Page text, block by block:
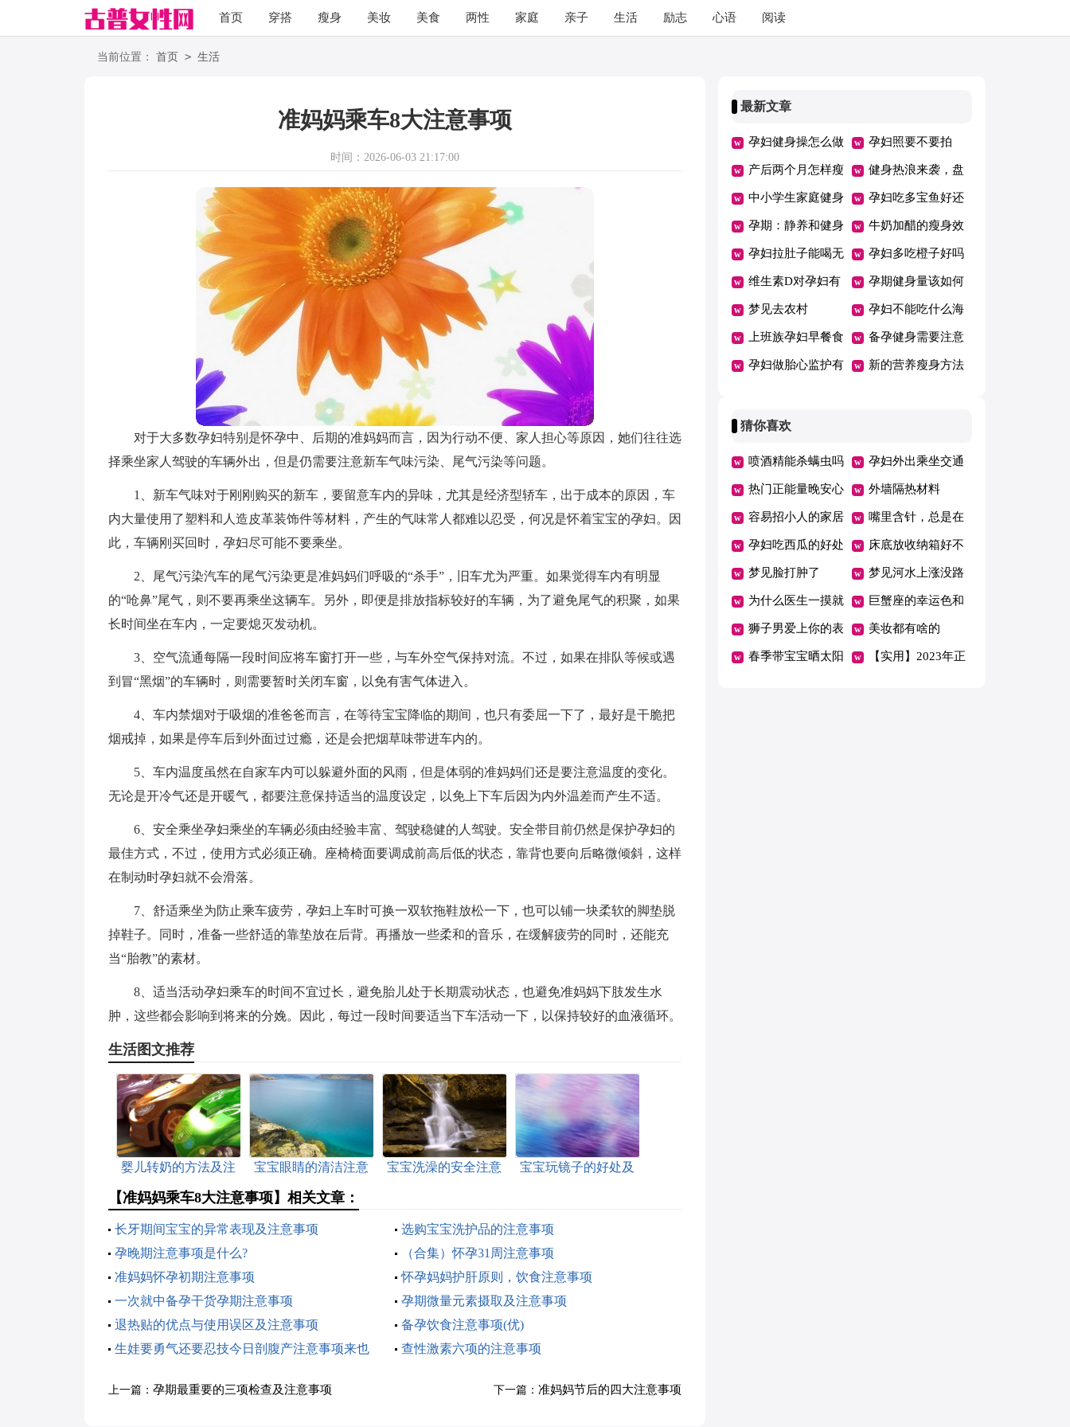
首页 穿搭 瘦身 美妆 美食 两性 家庭 亲子 生活 励志 心语 阅读
职场
当前位置： 首页 > 生活
准妈妈乘车8大注意事项
时间：2026-06-03 21:17:00
对于大多数孕妇特别是怀孕中、后期的准妈妈而言，因为行动不便、家人担心等原因，她们往往选
择乘坐家人驾驶的车辆外出，但是仍需要注意新车气味污染、尾气污染等问题。
1、新车气味对于刚刚购买的新车，要留意车内的异味，尤其是经济型轿车，出于成本的原因，车
内大量使用了塑料和人造皮革装饰件等材料，产生的气味常人都难以忍受，何况是怀着宝宝的孕妇。因
此，车辆刚买回时，孕妇尽可能不要乘坐。
2、尾气污染汽车的尾气污染更是准妈妈们呼吸的“杀手”，旧车尤为严重。如果觉得车内有明显
的“呛鼻”尾气，则不要再乘坐这辆车。另外，即便是排放指标较好的车辆，为了避免尾气的积聚，如果
长时间坐在车内，一定要熄灭发动机。
3、空气流通每隔一段时间应将车窗打开一些，与车外空气保持对流。不过，如果在排队等候或遇
到冒“黑烟”的车辆时，则需要暂时关闭车窗，以免有害气体进入。
4、车内禁烟对于吸烟的准爸爸而言，在等待宝宝降临的期间，也只有委屈一下了，最好是干脆把
烟戒掉，如果是停车后到外面过过瘾，还是会把烟草味带进车内的。
5、车内温度虽然在自家车内可以躲避外面的风雨，但是体弱的准妈妈们还是要注意温度的变化。
无论是开冷气还是开暖气，都要注意保持适当的温度设定，以免上下车后因为内外温差而产生不适。
6、安全乘坐孕妇乘坐的车辆必须由经验丰富、驾驶稳健的人驾驶。安全带目前仍然是保护孕妇的
最佳方式，不过，使用方式必须正确。座椅椅面要调成前高后低的状态，靠背也要向后略微倾斜，这样
在制动时孕妇就不会滑落。
7、舒适乘坐为防止乘车疲劳，孕妇上车时可换一双软拖鞋放松一下，也可以铺一块柔软的脚垫脱
掉鞋子。同时，准备一些舒适的靠垫放在后背。再播放一些柔和的音乐，在缓解疲劳的同时，还能充
当“胎教”的素材。
8、适当活动孕妇乘车的时间不宜过长，避免胎儿处于长期震动状态，也避免准妈妈下肢发生水
肿，这些都会影响到将来的分娩。因此，每过一段时间要适当下车活动一下，以保持较好的血液循环。
生活图文推荐
婴儿转奶的方法及注
宝宝眼睛的清洁注意
宝宝洗澡的安全注意
宝宝玩镜子的好处及
【准妈妈乘车8大注意事项】相关文章：
长牙期间宝宝的异常表现及注意事项
选购宝宝洗护品的注意事项
孕晚期注意事项是什么?
（合集）怀孕31周注意事项
准妈妈怀孕初期注意事项
怀孕妈妈护肝原则，饮食注意事项
一次就中备孕干货孕期注意事项
孕期微量元素摄取及注意事项
退热贴的优点与使用误区及注意事项
备孕饮食注意事项(优)
生娃要勇气还要忍技今日剖腹产注意事项来也
查性激素六项的注意事项
上一篇： 孕期最重要的三项检查及注意事项 下一篇： 准妈妈节后的四大注意事项
最新文章
孕妇健身操怎么做 孕妇照要不要拍
产后两个月怎样瘦
身
健身热浪来袭，盘
点健身的7大误区
中小学生家庭健身
运动
孕妇吃多宝鱼好还
是鲈鱼好
孕期：静养和健身
都要适当
牛奶加醋的瘦身效
果好吗
孕妇拉肚子能喝无
花果叶水吗
孕妇多吃橙子好吗
维生素D对孕妇有
什么影响
孕期健身量该如何
控制
梦见去农村 孕妇不能吃什么海
鲜
上班族孕妇早餐食
谱大全
备孕健身需要注意
什么
孕妇做胎心监护有 新的营养瘦身方法
猜你喜欢
喷酒精能杀螨虫吗 孕妇外出乘坐交通
工具要注意什么
热门正能量晚安心
语汇总（通用175
句）
外墙隔热材料
容易招小人的家居
风水是怎么样的
嘴里含针，总是在
话语里揭人短的几
大星座
孕妇吃西瓜的好处
及危害
床底放收纳箱好不
好
梦见脸打肿了 梦见河水上涨没路
走
为什么医生一摸就
知道入盆了
巨蟹座的幸运色和
禁忌色
狮子男爱上你的表
现
美妆都有啥的
春季带宝宝晒太阳 【实用】2023年正